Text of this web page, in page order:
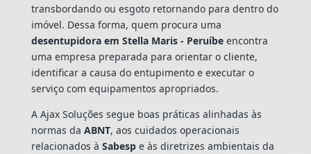
transbordando ou esgoto retornando para dentro do
imóvel. Dessa forma, quem procura uma
desentupidora em Stella Maris - Peruíbeencontra
uma empresa preparada para orientar o cliente,
identificar a causa do entupimento e executar o
serviço com equipamentos apropriados.
A Ajax Soluções segue boas práticas alinhadas às
normas da ABNT, aos cuidados operacionais
relacionados à Sabespe às diretrizes ambientais da